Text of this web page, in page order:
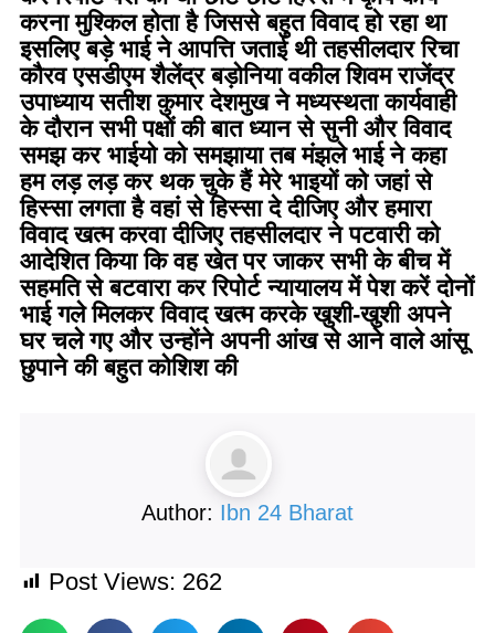
करना मुश्किल होता है जिससे बहुत विवाद हो रहा था
इसलिए बड़े भाई ने आपत्ति जताई थी तहसीलदार रिचा
कौरव एसडीएम शैलेंद्र बड़ोनिया वकील शिवम राजेंद्र
उपाध्याय सतीश कुमार देशमुख ने मध्यस्थता कार्यवाही
के दौरान सभी पक्षों की बात ध्यान से सुनी और विवाद
समझ कर भाईयो को समझाया तब मंझले भाई ने कहा
हम लड़ लड़ कर थक चुके हैं मेरे भाइयों को जहां से
हिस्सा लगता है वहां से हिस्सा दे दीजिए और हमारा
विवाद खत्म करवा दीजिए तहसीलदार ने पटवारी को
आदेशित किया कि वह खेत पर जाकर सभी के बीच में
सहमति से बटवारा कर रिपोर्ट न्यायालय में पेश करें दोनों
भाई गले मिलकर विवाद खत्म करके खुशी-खुशी अपने
घर चले गए और उन्होंने अपनी आंख से आने वाले आंसू
छुपाने की बहुत कोशिश की
Author: Ibn 24 Bharat
Post Views: 262